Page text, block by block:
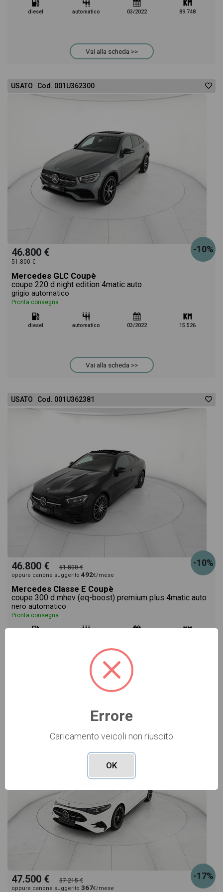
diesel automatico 03/2022 89.748
Vai alla scheda >>
USATO Cod. 001U362300
-10%
46.800 €
51.800 €
Mercedes GLC Coupè
coupe 220 d night edition 4matic auto
grigio automatico
Pronta consegna
diesel automatico 03/2022 15.526
Vai alla scheda >>
USATO Cod. 001U362381
-10%
46.800 € 51.800 €
oppure canone suggerito 492€/mese
Mercedes Classe E Coupè
coupe 300 d mhev (eq-boost) premium plus 4matic auto
nero automatico
Pronta consegna
Vai alla scheda >>
-17%
47.500 € 57.215 €
oppure canone suggerito 367€/mese
Errore
Caricamento veicoli non riuscito
OK